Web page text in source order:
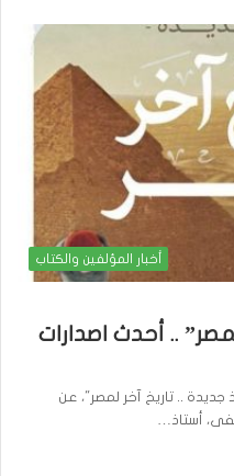
أخبار المؤلفين والكتاب
.. أحدث اصدارات
.. تاريخ آخر لمصر"، عن
أستاذ…